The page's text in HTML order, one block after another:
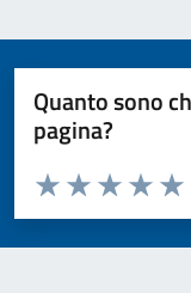
Quanto sono
pagina?
Valuta da 1 a 5 stelle la
Valuta
Valuta 3
Valuta 2 stelle
Valuta 1 stelle su 5